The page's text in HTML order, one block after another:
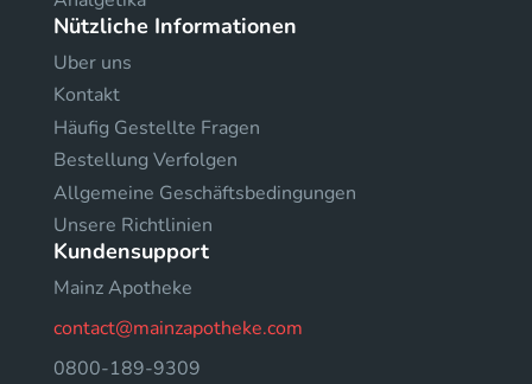
Nützliche Informationen
Uber uns
Kontakt
Häufig Gestellte Fragen
Bestellung Verfolgen
Allgemeine Geschäftsbedingungen
Unsere Richtlinien
Kundensupport
Mainz Apotheke
contact@mainzapotheke.com
0800-189-9309